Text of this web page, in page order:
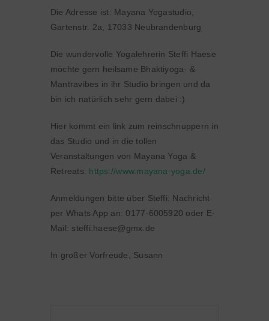
Die Adresse ist: Mayana Yogastudio,
Gartenstr. 2a, 17033 Neubrandenburg
Die wundervolle Yogalehrerin Steffi Haese
möchte gern heilsame Bhaktiyoga- &
Mantravibes in ihr Studio bringen und da
bin ich natürlich sehr gern dabei :)
Hier kommt ein link zum reinschnuppern in
das Studio und in die tollen
Veranstaltungen von Mayana Yoga &
Retreats: https://www.mayana-yoga.de/
Anmeldungen bitte über Steffi: Nachricht
per Whats App an: 0177-6005920 oder E-
Mail: steffi.haese@gmx.de
In großer Vorfreude, Susann